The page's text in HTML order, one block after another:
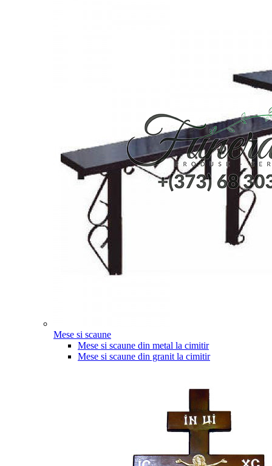
Mese si scaune
Mese si scaune din metal la cimitir
Mese si scaune din granit la cimitir